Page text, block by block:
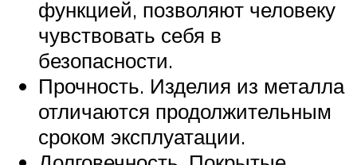
функцией, позволяют человеку
чувствовать себя в
безопасности.
Прочность. Изделия из металла
отличаются продолжительным
сроком эксплуатации.